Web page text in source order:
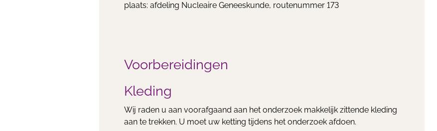
plaats: afdeling Nucleaire Geneeskunde, routenummer 173
Voorbereidingen
Kleding
Wij raden u aan voorafgaand aan het onderzoek makkelijk zittende kleding
aan te trekken. U moet uw ketting tijdens het onderzoek afdoen.